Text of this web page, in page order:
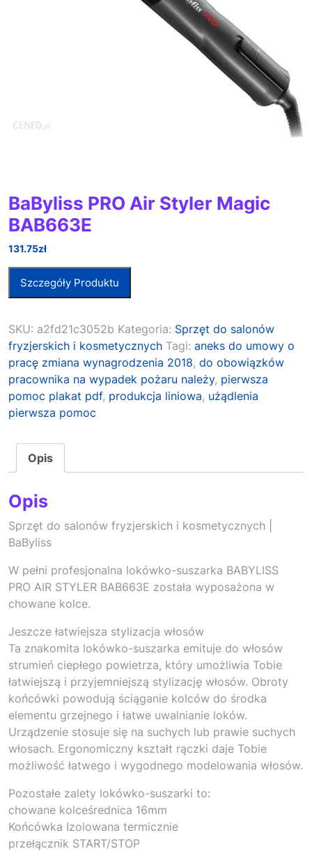
BaByliss PRO Air Styler Magic
BAB663E
131.75zł
Szczegóły Produktu
SKU: a2fd21c3052b Kategoria: Sprzęt do salonów
fryzjerskich i kosmetycznych Tagi: aneks do umowy o
pracę zmiana wynagrodzenia 2018, do obowiązków
pracownika na wypadek pożaru należy, pierwsza
pomoc plakat pdf, produkcja liniowa, użądlenia
pierwsza pomoc
Opis
Opis
Sprzęt do salonów fryzjerskich i kosmetycznych |
BaByliss
W pełni profesjonalna lokówko-suszarka BABYLISS
PRO AIR STYLER BAB663E została wyposażona w
chowane kolce.
Jeszcze łatwiejsza stylizacja włosów
Ta znakomita lokówko-suszarka emituje do włosów
strumień ciepłego powietrza, który umożliwia Tobie
łatwiejszą i przyjemniejszą stylizację włosów. Obroty
końcówki powodują ściąganie kolców do środka
elementu grzejnego i łatwe uwalnianie loków.
Urządzenie stosuje się na suchych lub prawie suchych
włosach. Ergonomiczny kształt rączki daje Tobie
możliwość łatwego i wygodnego modelowania włosów.
Pozostałe zalety lokówko-suszarki to:
chowane kolceśrednica 16mm
Końcówka Izolowana termicznie
przełącznik START/STOP